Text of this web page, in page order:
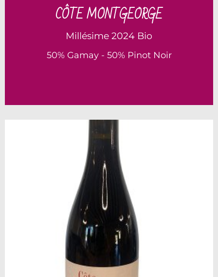
CÔTE MONTGEORGE
Millésime 2024 Bio
50% Gamay - 50% Pinot Noir
une fraicheur remarquable, héritée du Gamay.
Une belle impression de terroir, avec un fond
minéral discret qui apporte complexité et